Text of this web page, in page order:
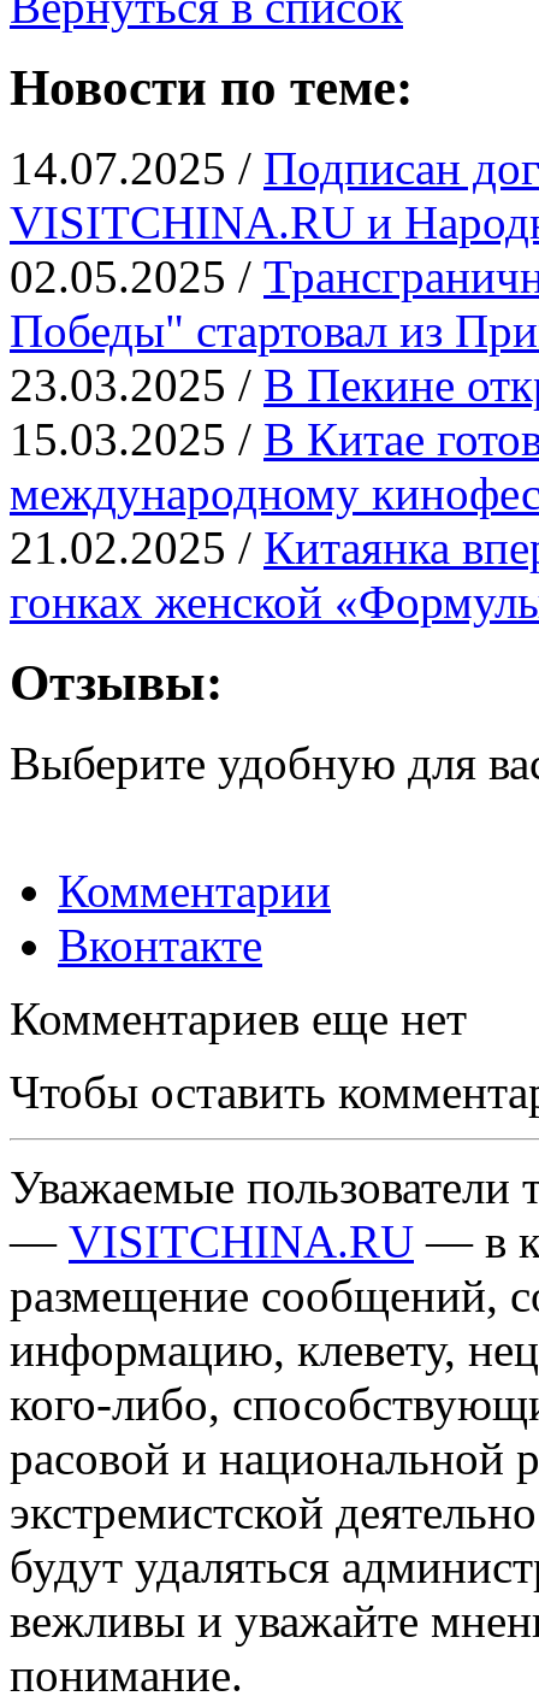
Новости по теме:
14.07.2025 / Подписан
VISITCHINA.RU и
02.05.2025 /
Победы" стартовал из
23.03.2025 / В Пекине
15.03.2025 / В Китае
международному
21.02.2025 / Китаянка
гонках женской
Отзывы:
Выберите удобную для
Комментарии
Вконтакте
Комментариев еще нет
Чтобы оставить
Уважаемые пользователи
— VISITCHINA.RU — в
размещение сообщений,
информацию, клевету,
кого-либо,
расовой и национальной
экстремистской
будут удаляться
вежливы и уважайте
понимание.